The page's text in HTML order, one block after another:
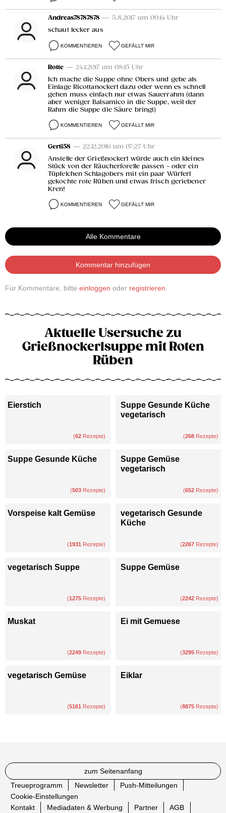
Andreas78787878 — 5.8.2017 um 09:14 Uhr
schaut lecker aus
KOMMENTIEREN GEFÄLLT MIR
Rotte — 24.1.2017 um 08:15 Uhr
Ich mache die Suppe ohne Obers und gebe als
Einlage Ricottanockerl dazu oder wenn es schnell
gehen muss einfach nur etwas Sauerrahm (dann
aber weniger Balsamico in die Suppe, weil der
Rahm die Suppe die Säure bringt)
KOMMENTIEREN GEFÄLLT MIR
Gerti58 — 22.12.2016 um 07:27 Uhr
Anstelle der Grießnockerl würde auch ein kleines
Stück von der Räucherforelle passen - oder ein
Tüpfelchen Schlagobers mit ein paar Würferl
gekochte rote Rüben und etwas frisch geriebener
Kren!
KOMMENTIEREN GEFÄLLT MIR
Alle Kommentare
Kommentar hinzufügen
Für Kommentare, bitte einloggen oder registrieren
Aktuelle Usersuche zu
Grießnockerlsuppe mit Roten
Rüben
Eierstich
(62 Rezepte)
Suppe Gesunde Küche
vegetarisch
(268 Rezepte)
Suppe Gesunde Küche
(503 Rezepte)
Suppe Gemüse
vegetarisch
(652 Rezepte)
Vorspeise kalt Gemüse
(1931 Rezepte)
vegetarisch Gesunde
Küche
(2267 Rezepte)
vegetarisch Suppe
(1275 Rezepte)
Suppe Gemüse
(2242 Rezepte)
Muskat
(2249 Rezepte)
Ei mit Gemuese
(3295 Rezepte)
vegetarisch Gemüse
(5161 Rezepte)
Eiklar
(8875 Rezepte)
zum Seitenanfang
Treueprogramm
Newsletter
Push-Mitteilungen
Cookie-Einstellungen
Kontakt
Mediadaten & Werbung Partner AGB